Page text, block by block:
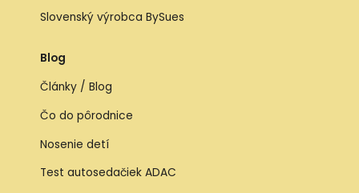
Slovenský výrobca BySues
Blog
Články / Blog
Čo do pôrodnice
Nosenie detí
Test autosedačiek ADAC